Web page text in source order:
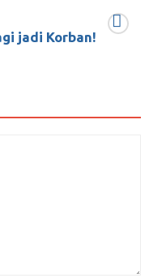
Semua
jadi Korban!